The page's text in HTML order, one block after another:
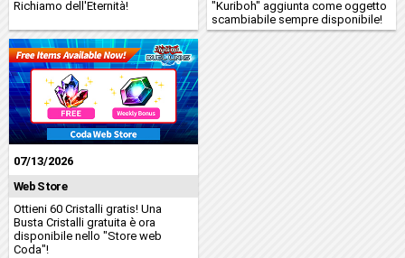
Richiamo dell'Eternità!
"Kuriboh" aggiunta come oggetto
scambiabile sempre disponibile!
07/13/2026
Web Store
Ottieni 60 Cristalli gratis! Una
Busta Cristalli gratuita è ora
disponibile nello "Store web
Coda"!